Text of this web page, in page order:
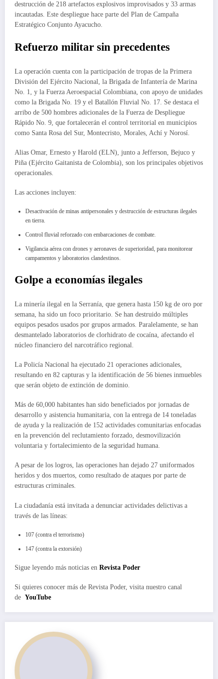
destrucción de 218 artefactos explosivos improvisados y 33 armas
incautadas. Este despliegue hace parte del Plan de Campaña
Estratégico Conjunto Ayacucho.
Refuerzo militar sin precedentes
La operación cuenta con la participación de tropas de la Primera
División del Ejército Nacional, la Brigada de Infantería de Marina
No. 1, y la Fuerza Aeroespacial Colombiana, con apoyo de unidades
como la Brigada No. 19 y el Batallón Fluvial No. 17. Se destaca el
arribo de 500 hombres adicionales de la Fuerza de Despliegue
Rápido No. 9, que fortalecerán el control territorial en municipios
como Santa Rosa del Sur, Montecristo, Morales, Achí y Norosí.
Alias Omar, Ernesto y Harold (ELN), junto a Jefferson, Bejuco y
Piña (Ejército Gaitanista de Colombia), son los principales objetivos
operacionales.
Las acciones incluyen:
Desactivación de minas antipersonales y destrucción de estructuras ilegales
en tierra.
Control fluvial reforzado con embarcaciones de combate.
Vigilancia aérea con drones y aeronaves de superioridad, para monitorear
campamentos y laboratorios clandestinos.
Golpe a economías ilegales
La minería ilegal en la Serranía, que genera hasta 150 kg de oro por
semana, ha sido un foco prioritario. Se han destruido múltiples
equipos pesados usados por grupos armados. Paralelamente, se han
desmantelado laboratorios de clorhidrato de cocaína, afectando el
núcleo financiero del narcotráfico regional.
La Policía Nacional ha ejecutado 21 operaciones adicionales,
resultando en 82 capturas y la identificación de 56 bienes inmuebles
que serán objeto de extinción de dominio.
Más de 60,000 habitantes han sido beneficiados por jornadas de
desarrollo y asistencia humanitaria, con la entrega de 14 toneladas
de ayuda y la realización de 152 actividades comunitarias enfocadas
en la prevención del reclutamiento forzado, desmovilización
voluntaria y fortalecimiento de la seguridad humana.
A pesar de los logros, las operaciones han dejado 27 uniformados
heridos y dos muertos, como resultado de ataques por parte de
estructuras criminales.
La ciudadanía está invitada a denunciar actividades delictivas a
través de las líneas:
107 (contra el terrorismo)
147 (contra la extorsión)
Sigue leyendo más noticias en Revista Poder
Si quieres conocer más de Revista Poder, visita nuestro canal
de YouTube